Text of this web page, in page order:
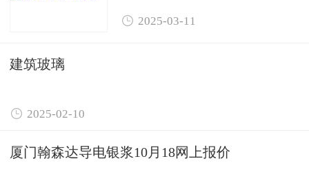
 2025-03-11
建筑玻璃
 2025-02-10
厦门翰森达导电银浆10月18网上报价